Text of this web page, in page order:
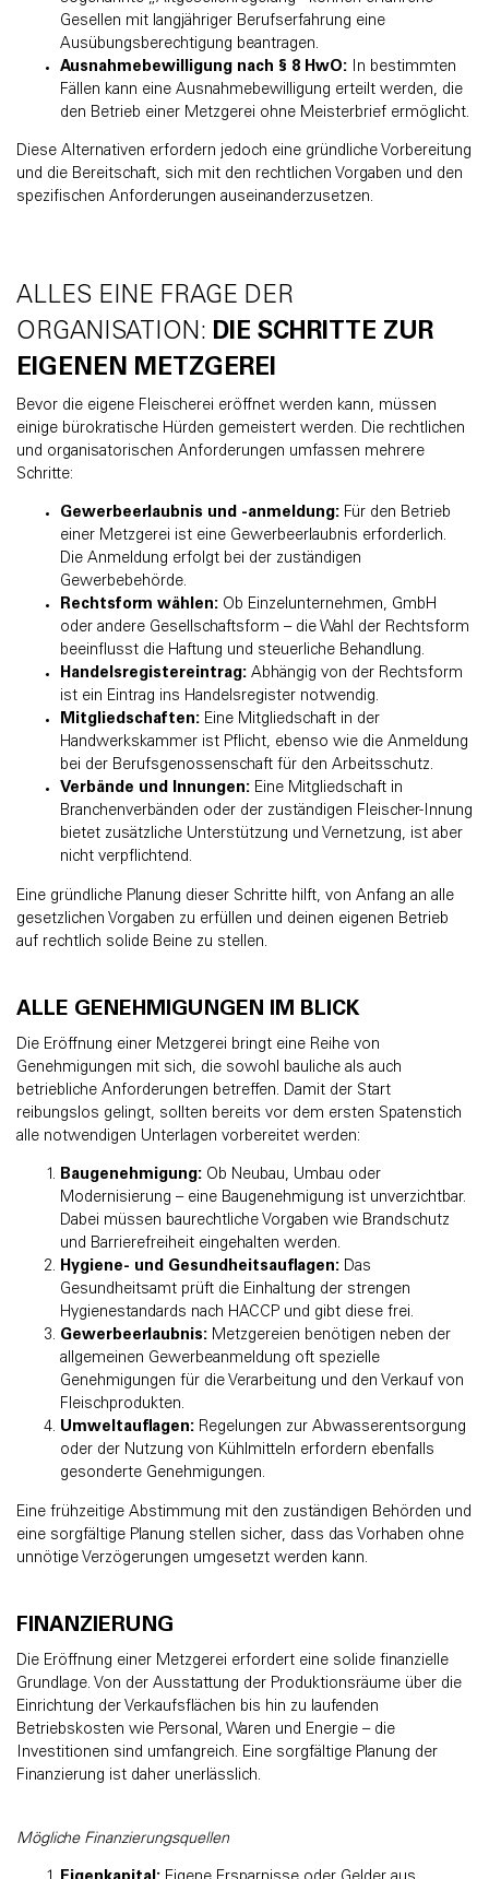
Gesellen mit langjähriger Berufserfahrung eine
Ausübungsberechtigung beantragen.
Ausnahmebewilligung nach § 8 HwO: In bestimmten
Fällen kann eine Ausnahmebewilligung erteilt werden, die
den Betrieb einer Metzgerei ohne Meisterbrief ermöglicht.
Diese Alternativen erfordern jedoch eine gründliche Vorbereitung
und die Bereitschaft, sich mit den rechtlichen Vorgaben und den
spezifischen Anforderungen auseinanderzusetzen.
ALLES EINE FRAGE DER
ORGANISATION: DIE SCHRITTE ZUR
EIGENEN METZGEREI
Bevor die eigene Fleischerei eröffnet werden kann, müssen
einige bürokratische Hürden gemeistert werden. Die rechtlichen
und organisatorischen Anforderungen umfassen mehrere
Schritte:
Gewerbeerlaubnis und -anmeldung: Für den Betrieb
einer Metzgerei ist eine Gewerbeerlaubnis erforderlich.
Die Anmeldung erfolgt bei der zuständigen
Gewerbebehörde.
Rechtsform wählen: Ob Einzelunternehmen, GmbH
oder andere Gesellschaftsform – die Wahl der Rechtsform
beeinflusst die Haftung und steuerliche Behandlung.
Handelsregistereintrag: Abhängig von der Rechtsform
ist ein Eintrag ins Handelsregister notwendig.
Mitgliedschaften: Eine Mitgliedschaft in der
Handwerkskammer ist Pflicht, ebenso wie die Anmeldung
bei der Berufsgenossenschaft für den Arbeitsschutz.
Verbände und Innungen: Eine Mitgliedschaft in
Branchenverbänden oder der zuständigen Fleischer-Innung
bietet zusätzliche Unterstützung und Vernetzung, ist aber
nicht verpflichtend.
Eine gründliche Planung dieser Schritte hilft, von Anfang an alle
gesetzlichen Vorgaben zu erfüllen und deinen eigenen Betrieb
auf rechtlich solide Beine zu stellen.
ALLE GENEHMIGUNGEN IM BLICK
Die Eröffnung einer Metzgerei bringt eine Reihe von
Genehmigungen mit sich, die sowohl bauliche als auch
betriebliche Anforderungen betreffen. Damit der Start
reibungslos gelingt, sollten bereits vor dem ersten Spatenstich
alle notwendigen Unterlagen vorbereitet werden:
Baugenehmigung: Ob Neubau, Umbau oder
Modernisierung – eine Baugenehmigung ist unverzichtbar.
Dabei müssen baurechtliche Vorgaben wie Brandschutz
und Barrierefreiheit eingehalten werden.
Hygiene- und Gesundheitsauflagen: Das
Gesundheitsamt prüft die Einhaltung der strengen
Hygienestandards nach HACCP und gibt diese frei.
Gewerbeerlaubnis: Metzgereien benötigen neben der
allgemeinen Gewerbeanmeldung oft spezielle
Genehmigungen für die Verarbeitung und den Verkauf von
Fleischprodukten.
Umweltauflagen: Regelungen zur Abwasserentsorgung
oder der Nutzung von Kühlmitteln erfordern ebenfalls
gesonderte Genehmigungen.
Eine frühzeitige Abstimmung mit den zuständigen Behörden und
eine sorgfältige Planung stellen sicher, dass das Vorhaben ohne
unnötige Verzögerungen umgesetzt werden kann.
FINANZIERUNG
Die Eröffnung einer Metzgerei erfordert eine solide finanzielle
Grundlage. Von der Ausstattung der Produktionsräume über die
Einrichtung der Verkaufsflächen bis hin zu laufenden
Betriebskosten wie Personal, Waren und Energie – die
Investitionen sind umfangreich. Eine sorgfältige Planung der
Finanzierung ist daher unerlässlich.
Mögliche Finanzierungsquellen